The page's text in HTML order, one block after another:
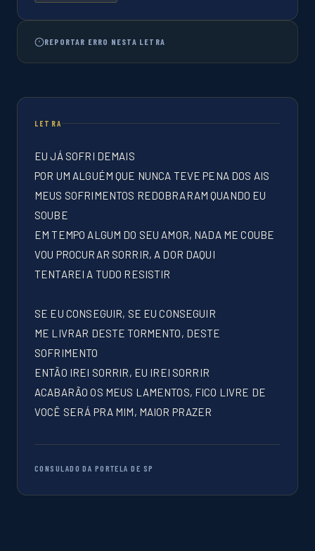
LETRA
EU JÁ SOFRI DEMAIS
POR UM ALGUÉM QUE NUNCA TEVE PENA DOS AIS
MEUS SOFRIMENTOS REDOBRARAM QUANDO EU
SOUBE
EM TEMPO ALGUM DO SEU AMOR, NADA ME COUBE
VOU PROCURAR SORRIR, A DOR DAQUI
TENTAREI A TUDO RESISTIR
SE EU CONSEGUIR, SE EU CONSEGUIR
ME LIVRAR DESTE TORMENTO, DESTE
SOFRIMENTO
ENTÃO IREI SORRIR, EU IREI SORRIR
ACABARÃO OS MEUS LAMENTOS, FICO LIVRE DE
VOCÊ SERÁ PRA MIM, MAIOR PRAZER
CONSULADO DA PORTELA DE SP
REPORTAR ERRO NESTA LETRA